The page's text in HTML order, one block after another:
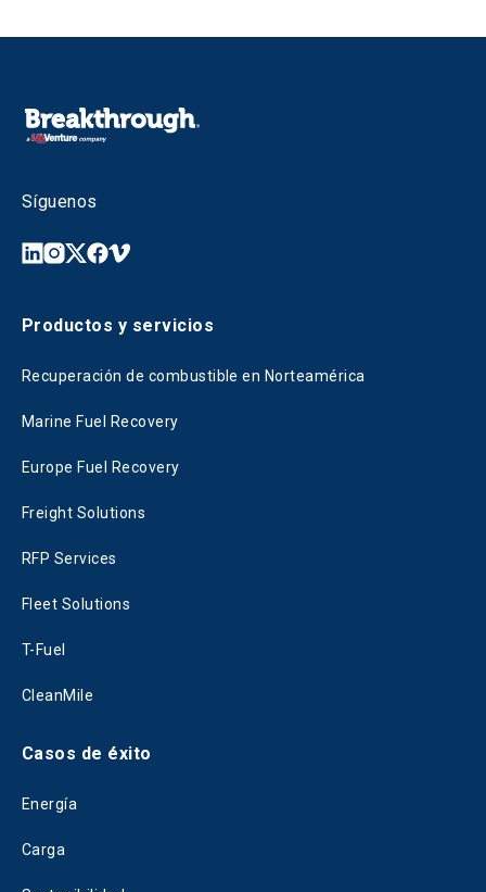
Síguenos
Productos y servicios
Recuperación de combustible en Norteamérica
Marine Fuel Recovery
Europe Fuel Recovery
Freight Solutions
RFP Services
Fleet Solutions
T-Fuel
CleanMile
Casos de éxito
Energía
Carga